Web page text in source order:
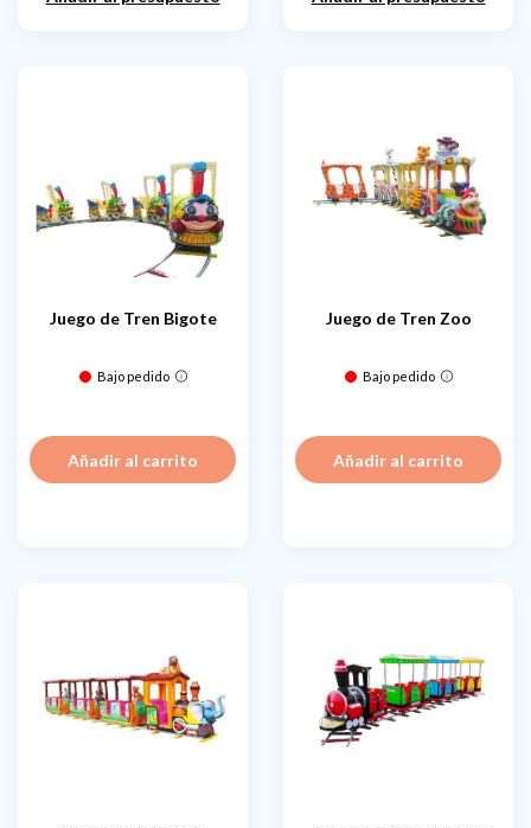
Juego de Tren Bigote
Bajo pedido
Añadir al carrito
Juego de Tren Zoo
Bajo pedido
Añadir al carrito